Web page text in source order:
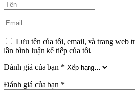
Lưu tên của tôi, email, và trang web
lần bình luận kế tiếp của tôi.
Đánh giá của bạn *
Đánh giá của bạn *